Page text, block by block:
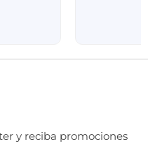
y reciba promociones